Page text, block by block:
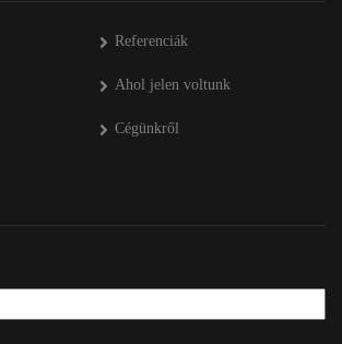
Referenciák
Ahol jelen voltunk
Cégünkről